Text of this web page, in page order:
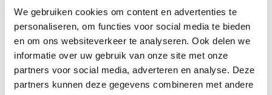
We gebruiken cookies om content en advertenties te
personaliseren, om functies voor social media te bieden
en om ons websiteverkeer te analyseren. Ook delen we
informatie over uw gebruik van onze site met onze
partners voor social media, adverteren en analyse. Deze
partners kunnen deze gegevens combineren met andere
ouder/verzorger meeneemt (geen broertjes of zusjes).
Doel
Misschien heb je al heel lang last van je plasprobleem en ben je